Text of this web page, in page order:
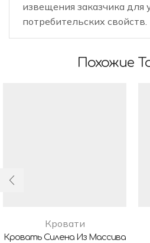
извещения заказчика для
потребительских свойств.
Похожие
Кровати
Кровать Силена Из Массива